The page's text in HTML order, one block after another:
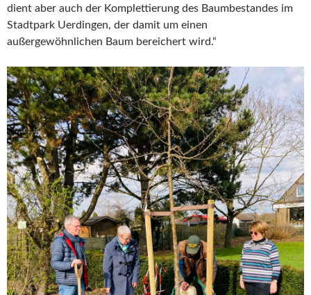
dient aber auch der Komplettierung des Baumbestandes im
Stadtpark Uerdingen, der damit um einen
außergewöhnlichen Baum bereichert wird.“